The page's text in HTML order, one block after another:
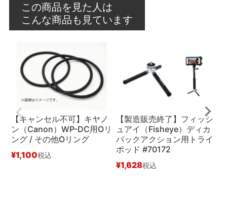
この商品を見た人は
こんな商品も見ています
【キャンセル不可】キヤノ
ン（Canon）WP-DC用Oリ
ング / その他Oリング
¥1,100税込
【製造販売終了】フィッシ
ュアイ（Fisheye）ディカ
パックアクション用トライ
ポッド #70172
¥1,628税込